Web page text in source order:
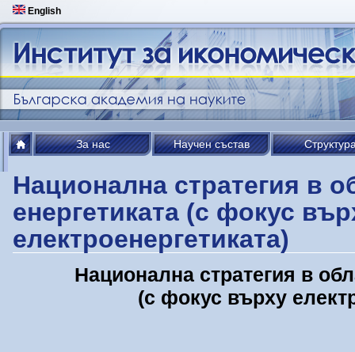
English
За нас Научен състав
Национална стратегия в
енергетиката (с фокус
електроенергетиката)
Национална стратегия в
(с фокус върху